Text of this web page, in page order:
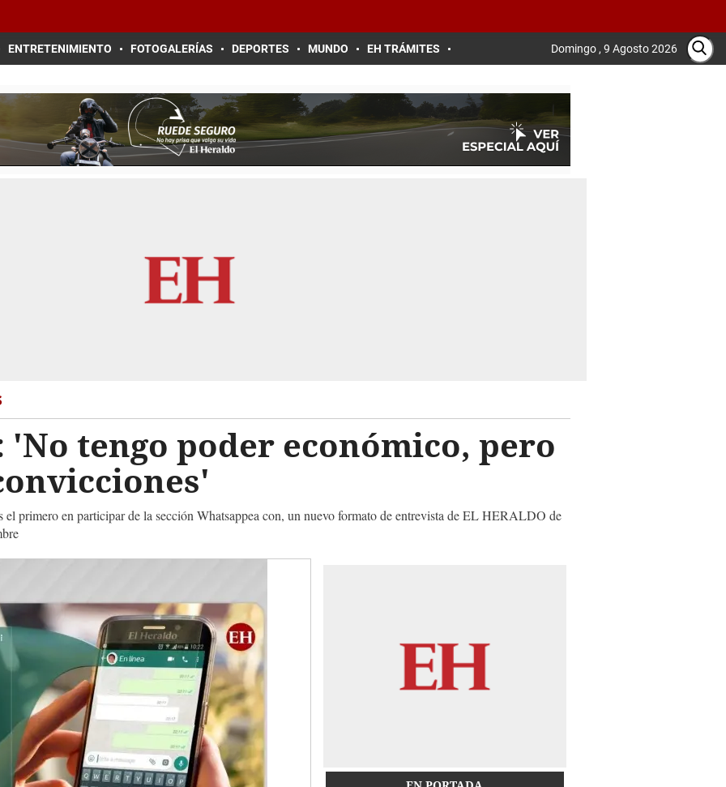
ENTRETENIMIENTO FOTOGALERÍAS DEPORTES MUNDO EH TRÁMITES Domingo , 9 Agosto 2026
'No tengo poder económico, pero
primero en participar de la sección Whatsappea con, un nuevo formato de entrevista de EL HERALDO de